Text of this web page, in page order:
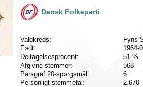
Dansk Folkeparti
Valgkreds:
Fyns
Født:
1964-
Deltagelsesprocent:
51 %
Afgivne stemmer:
568
Paragraf 20-spørgsmål:
6
Personligt stemmetal:
2.670